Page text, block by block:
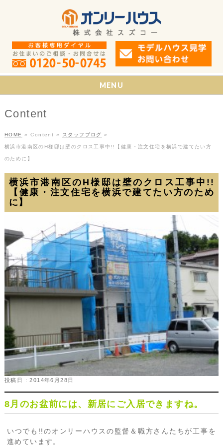
MENU
Content
HOME » Content » スタッフブログ »
横浜市港南区のH様邸は壁のクロス工事中!!【健康・注文住宅を横浜で建てたい方
のために】
横浜市港南区のH様邸は壁のクロス工事中!!
【健康・注文住宅を横浜で建てたい方のため
に】
投稿日 : 2014年6月28日
8月のお盆前には、新居にご入居できますね。
いつでも!!のオンリーハウスの監督＆職方さんたちが工事を
進めています。